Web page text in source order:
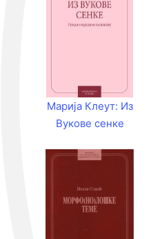
Марија Клеут: Из
Вукове сенке